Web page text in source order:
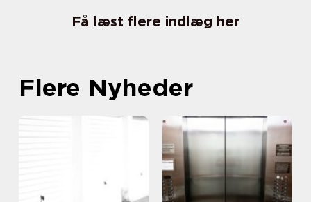
Få læst flere indlæg her
Flere Nyheder